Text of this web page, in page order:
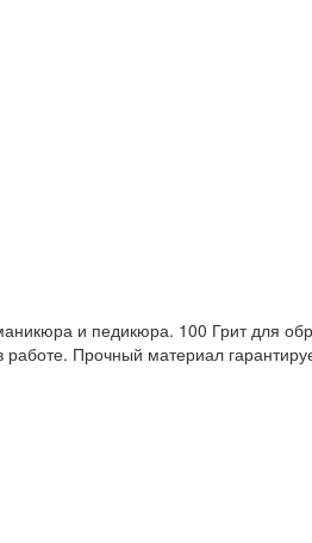
и педикюра. 100 Грит для
Прочный материал